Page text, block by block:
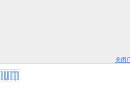
关闭